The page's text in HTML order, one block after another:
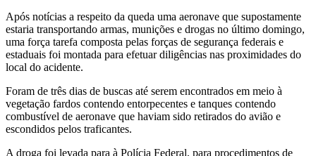
Após notícias a respeito da queda uma aeronave que supostamente
estaria transportando armas, munições e drogas no último domingo,
uma força tarefa composta pelas forças de segurança federais e
estaduais foi montada para efetuar diligências nas proximidades do
local do acidente.
Foram de três dias de buscas até serem encontrados em meio à
vegetação fardos contendo entorpecentes e tanques contendo
combustível de aeronave que haviam sido retirados do avião e
escondidos pelos traficantes.
A droga foi levada para à Polícia Federal, para procedimentos de